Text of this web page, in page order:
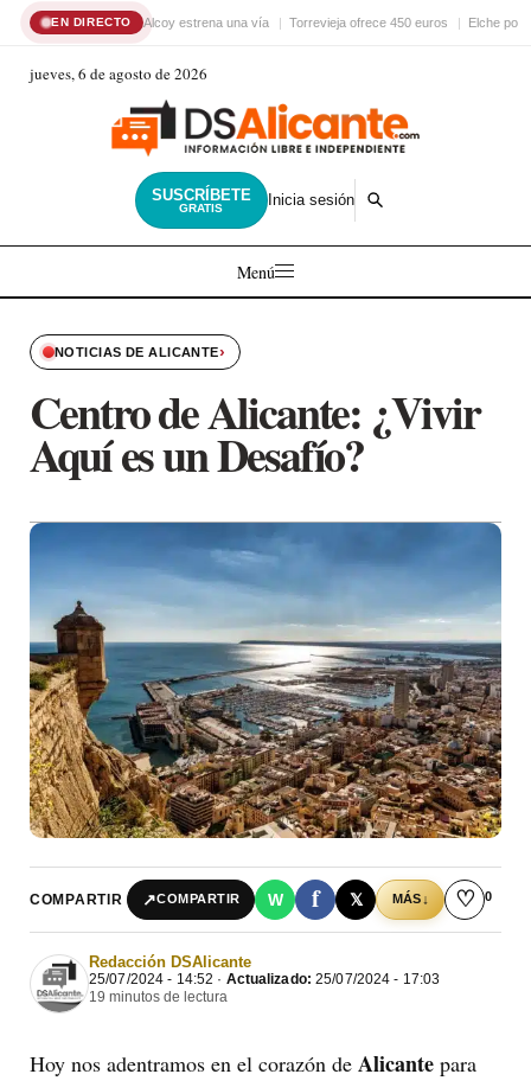
EN DIRECTO Alcoy estrena una vía Torrevieja ofrece 450 euros Elche
jueves, 6 de agosto de 2026
SUSCRÍBETE
GRATIS Inicia sesión
Menú
NOTICIAS DE ALICANTE›
Centro de Alicante: ¿Vivir
Aquí es un Desafío?
COMPARTIR ↗COMPARTIR W f 𝕏 MÁS↓ ♡ 0
Redacción DSAlicante
25/07/2024 - 14:52 · Actualizado: 25/07/2024 - 17:03
19 minutos de lectura
Hoy nos adentramos en el corazón de Alicante para